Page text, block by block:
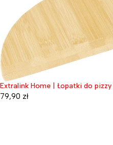
Extralink Home | Łopatki do
79,90 zł